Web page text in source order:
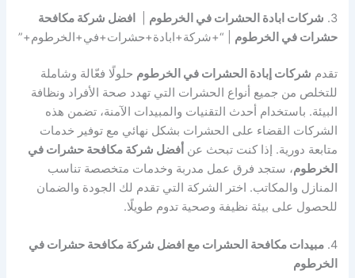
3. شركات ابادة الحشرات في الخرطوم
افضل شركة مكافحة
حشرات في الخرطوم | “+شركة+ابادة+حشرات+في+الخرطوم+”
تقدم شركات إبادة الحشرات في الخرطوم حلولًا فعّالة وشاملة
للتخلص من جميع أنواع الحشرات التي تهدد صحة الأفراد ونظافة
البيئة. باستخدام أحدث التقنيات والمبيدات الآمنة، تضمن هذه
الشركات القضاء على الحشرات بشكل نهائي مع توفير خدمات
متابعة دورية. إذا كنت تبحث عن أفضل شركة مكافحة حشرات في
الخرطوم، ستجد فرق عمل مدربة وخدمات متخصصة تناسب
المنازل والمكاتب. اختر الشركة التي تقدم لك الجودة والضمان
للحصول على بيئة نظيفة وصحية تدوم طويلًا.
4. مبيدات مكافحة الحشرات مع افضل شركة مكافحة حشرات في
الخرطوم